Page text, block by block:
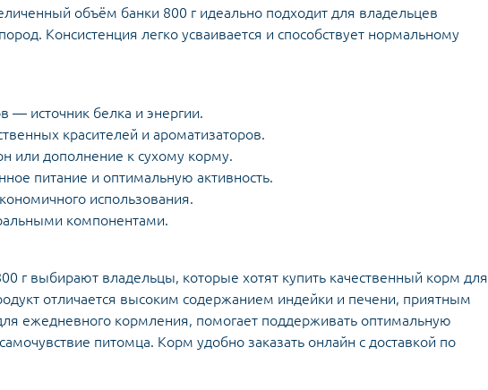
объём банки 800 г идеально подходит для владельцев
Консистенция легко усваивается и способствует нормальному
— источник белка и энергии.
красителей и ароматизаторов.
или дополнение к сухому корму.
питание и оптимальную активность.
использования.
компонентами.
г выбирают владельцы, которые хотят купить качественный корм для
отличается высоким содержанием индейки и печени, приятным
ежедневного кормления, помогает поддерживать оптимальную
питомца. Корм удобно заказать онлайн с доставкой по